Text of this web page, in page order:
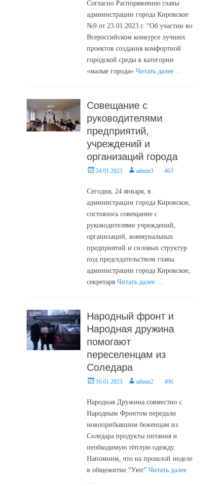
Согласно Распоряжению главы
администрации города Кировское
№9 от 23.01.2023 г. “Об участии во
Всероссийском конкурсе лучших
проектов создания комфортной
городской среды в категории
«малые города»Читать далее …
Совещание с
руководителями
предприятий,
учреждений и
организаций города
Posted24.01.2023 Authoradmin3 463
Сегодня, 24 января, в
администрации города Кировское,
состоялось совещание с
руководителями учреждений,
организаций, коммунальных
предприятий и силовых структур
под председательством главы
администрации города Кировское,
секретаряЧитать далее …
Народный фронт и
Народная дружина
помогают
переселенцам из
Соледара
Posted16.01.2023 Authoradmin2 496
Народная Дружина совместно с
Народным Фронтом передали
новоприбывшим беженцам из
Соледара продукты питания и
необходимую тёплую одежду.
Напомним, что на прошлой неделе
в общежитие “Уют”Читать далее
…